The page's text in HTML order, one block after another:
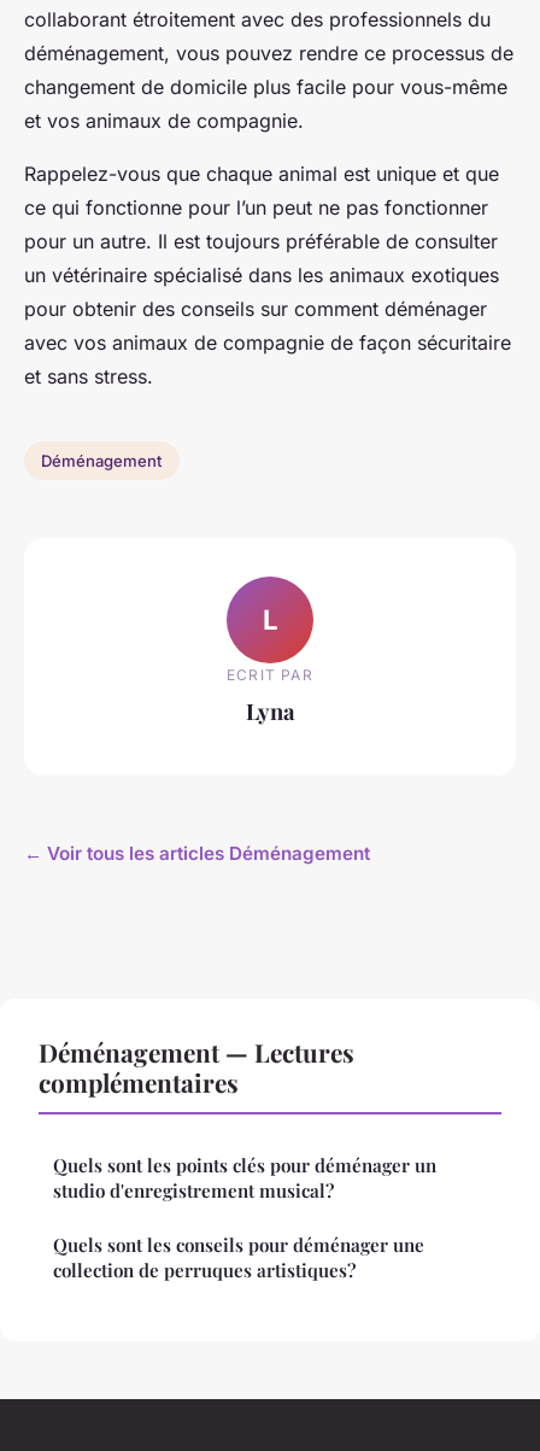
collaborant étroitement avec des professionnels du
déménagement, vous pouvez rendre ce processus de
changement de domicile plus facile pour vous-même
et vos animaux de compagnie.
Rappelez-vous que chaque animal est unique et que
ce qui fonctionne pour l’un peut ne pas fonctionner
pour un autre. Il est toujours préférable de consulter
un vétérinaire spécialisé dans les animaux exotiques
pour obtenir des conseils sur comment déménager
avec vos animaux de compagnie de façon sécuritaire
et sans stress.
Déménagement
L
ECRIT PAR
Lyna
← Voir tous les articles Déménagement
Déménagement — Lectures
complémentaires
Quels sont les points clés pour déménager un
studio d'enregistrement musical?
Quels sont les conseils pour déménager une
collection de perruques artistiques?